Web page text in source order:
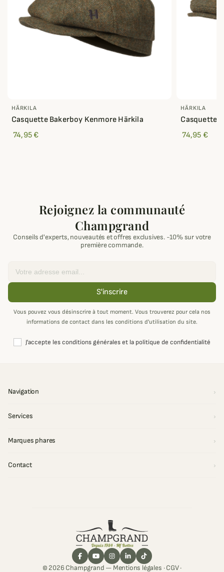
HÄRKILA
Casquette Bakerboy Kenmore Härkila
74,95 €
HÄRKILA
Casquette
74,95 €
Rejoignez la communauté
Champgrand
Conseils d'experts, nouveautés et offres exclusives. -10% sur votre
première commande.
S'inscrire
Vous pouvez vous désinscrire à tout moment. Vous trouverez pour cela nos
informations de contact dans les conditions d'utilisation du site.
J'accepte les conditions générales et la politique de confidentialité
Navigation
Services
Marques phares
Contact
© 2026 Champgrand — Mentions légales ·CGV·